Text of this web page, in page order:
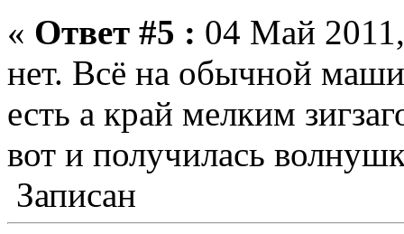
« Ответ #5 : 04 Май
нет. Всё на обычной
есть а край мелким
вот и получилась
Записан